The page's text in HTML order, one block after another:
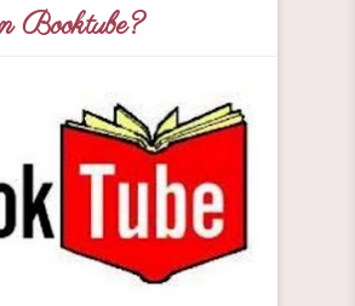
Booktube?